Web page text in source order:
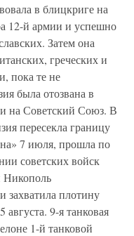
в блицкриге на
12-й армии и успешно
Затем она
греческих и
пока те не
была отозвана в
на Советский Союз. В
пересекла границу
7 июля, прошла по
советских войск
Никополь
захватила плотину
9-я танковая
1-й танковой